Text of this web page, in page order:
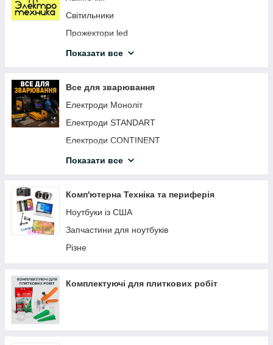
Світильники
Прожектори led
Датчики світла, руху
Подовжувачі
Розетки вимикачі вилки
Автоматика та щити
Лампи настільні
Ліхтарики світлодіодні
Нічні лампи
Дзвінки дверні бездротові
Led-стрічка світлодіодна
Конектори
Показати все
Все для зварювання
Електроди Моноліт
Електроди STANDART
Електроди CONTINENT
Електроди АРСЕНАЛ
Дріт зварювальний
Магніти для зварювання
Показати все
Комп'ютерна Техніка та периферія
Ноутбуки із США
Запчастини для ноутбуків
Різне
Комплектуючі для плиткових робіт